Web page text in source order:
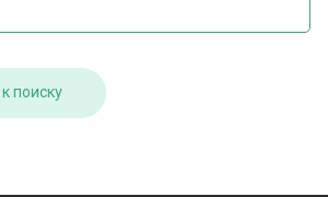
поиску